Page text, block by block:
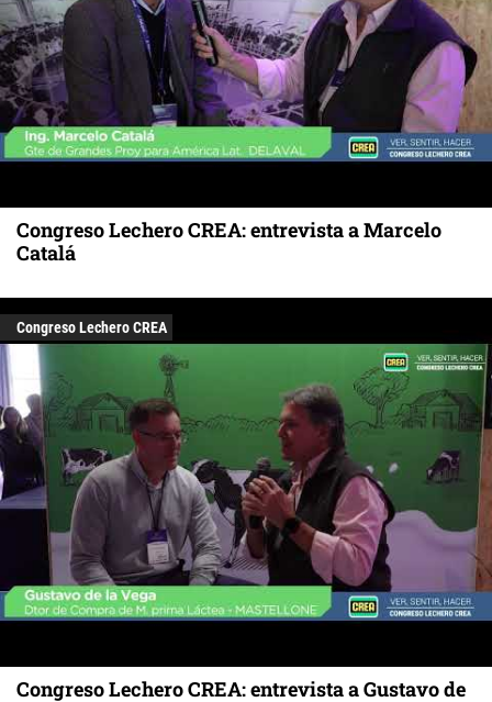
Congreso Lechero CREA: entrevista a Marcelo
Catalá
Congreso Lechero CREA
Congreso Lechero CREA: entrevista a Gustavo de